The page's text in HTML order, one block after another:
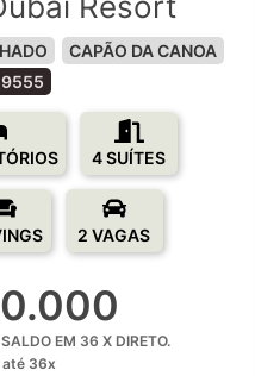
CAPÃO DA CANOA
9555
4 SUÍTES
2 VAGAS
EM 36 X DIRETO.
até 36x